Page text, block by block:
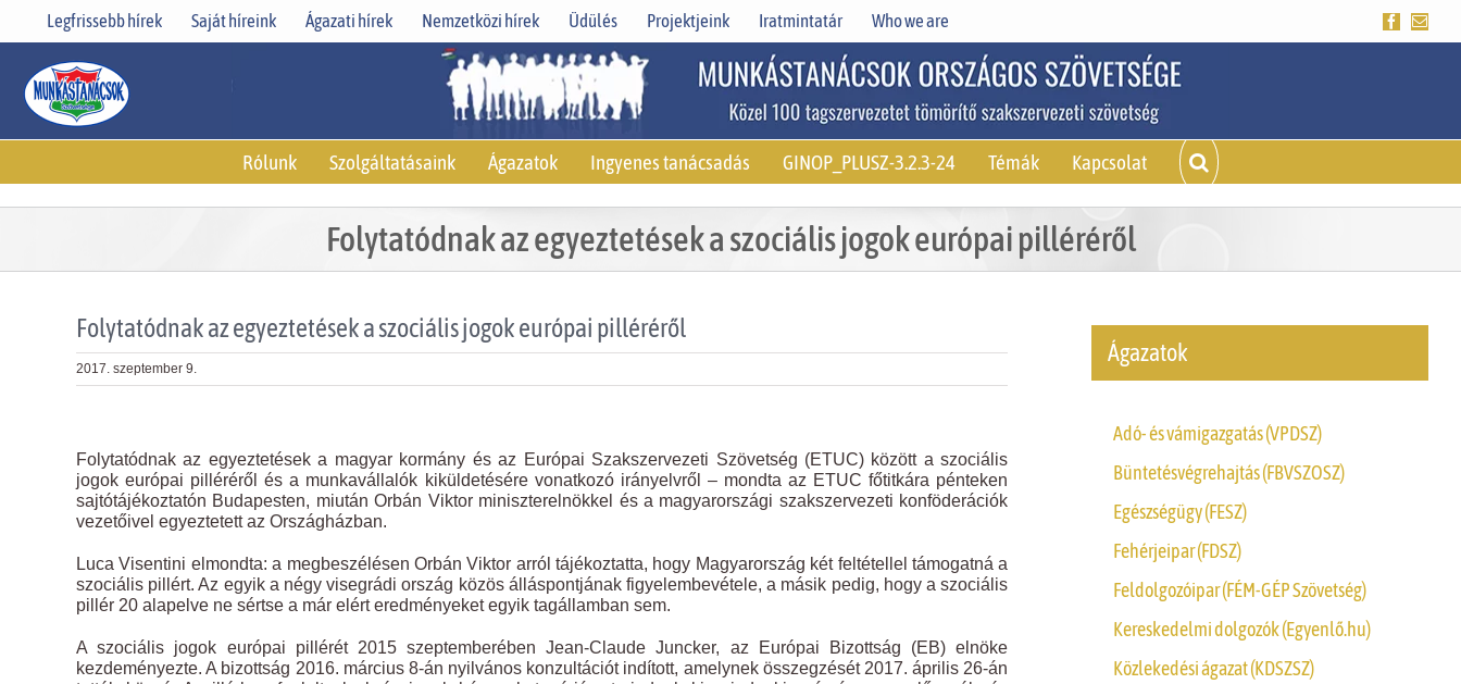
Legfrissebb hírek Saját híreink Ágazati hírek Nemzetközi hírek Üdülés Projektjeink Iratmintatár Who we are Facebook
Rólunk Szolgáltatásaink Ágazatok Ingyenes tanácsadás GINOP_PLUSZ-3.2.3-24 Témák Kapcsolat
Folytatódnak az egyeztetések a szociális jogok európai pilléréről
Folytatódnak az egyeztetések a szociális jogok európai pilléréről
2017. szeptember 9.
Image
Folytatódnak az egyeztetések a magyar kormány és az Európai Szakszervezeti Szövetség (ETUC) között a szociális
jogok európai pilléréről és a munkavállalók kiküldetésére vonatkozó irányelvről – mondta az ETUC főtitkára pénteken
sajtótájékoztatón Budapesten, miután Orbán Viktor miniszterelnökkel és a magyarországi szakszervezeti konföderációk
vezetőivel egyeztetett az Országházban.
Luca Visentini elmondta: a megbeszélésen Orbán Viktor arról tájékoztatta, hogy Magyarország két feltétellel támogatná a
szociális pillért. Az egyik a négy visegrádi ország közös álláspontjának figyelembevétele, a másik pedig, hogy a szociális
pillér 20 alapelve ne sértse a már elért eredményeket egyik tagállamban sem.
A szociális jogok európai pillérét 2015 szeptemberében Jean-Claude Juncker, az Európai Bizottság (EB) elnöke
kezdeményezte. A bizottság 2016. március 8-án nyilvános konzultációt indított, amelynek összegzését 2017. április 26-án
Ágazatok
Adó- és vámigazgatás (VPDSZ)
Büntetésvégrehajtás (FBVSZOSZ)
Egészségügy (FESZ)
Fehérjeipar (FDSZ)
Feldolgozóipar (FÉM-GÉP Szövetség)
Kereskedelmi dolgozók (Egyenlő.hu)
Közlekedési ágazat (KDSZSZ)